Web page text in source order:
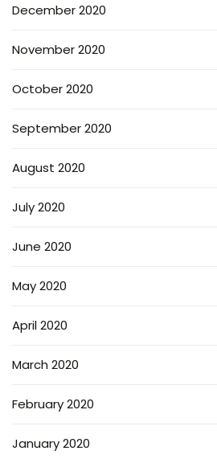
December 2020
November 2020
October 2020
September 2020
August 2020
July 2020
June 2020
May 2020
April 2020
March 2020
February 2020
January 2020